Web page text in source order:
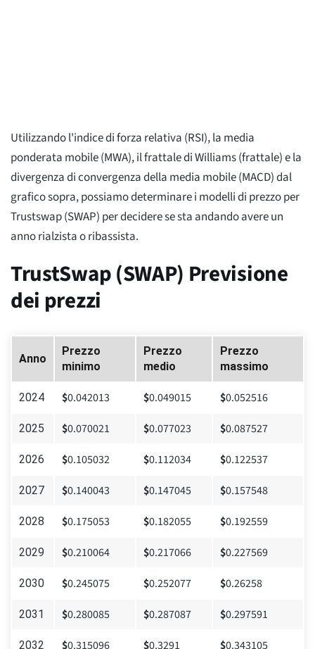
Utilizzando l'indice di forza relativa (RSI), la media
ponderata mobile (MWA), il frattale di Williams (frattale) e la
divergenza di convergenza della media mobile (MACD) dal
grafico sopra, possiamo determinare i modelli di prezzo per
Trustswap (SWAP) per decidere se sta andando avere un
anno rialzista o ribassista.
TrustSwap (SWAP) Previsione
dei prezzi
Anno
Prezzo
minimo
Prezzo
medio
Prezzo
massimo
2024 $0.042013 $0.049015 $0.052516
2025 $0.070021 $0.077023 $0.087527
2026 $0.105032 $0.112034 $0.122537
2027 $0.140043 $0.147045 $0.157548
2028 $0.175053 $0.182055 $0.192559
2029 $0.210064 $0.217066 $0.227569
2030 $0.245075 $0.252077 $0.26258
2031 $0.280085 $0.287087 $0.297591
2032 $0.315096 $0.3291 $0.343105